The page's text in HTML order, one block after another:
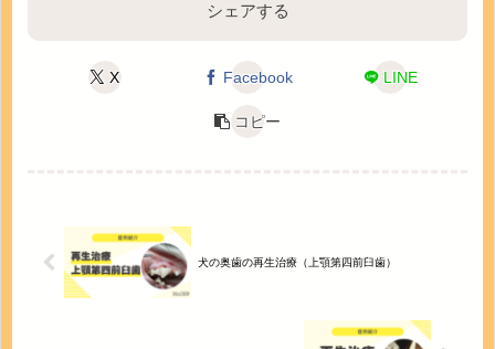
シェアする
X Facebook LINE
コピー
犬の奥歯の再生治療（上顎第四前臼歯）